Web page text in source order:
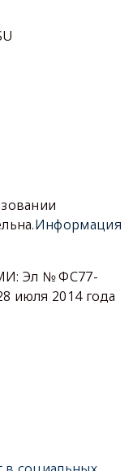
Информация
Эл № ФС77-
июля 2014 года